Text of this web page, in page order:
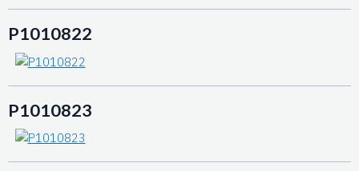
P1010822
P1010823